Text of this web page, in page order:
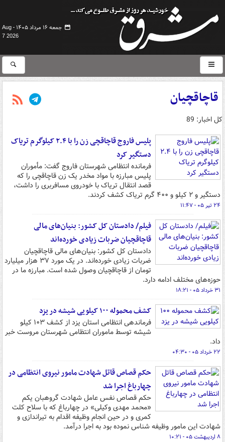
جمعه ۱۶ مرداد ۱۴۰۵ -
Aug
7 2026
قاچاقچیان
کل اخبار: 89
پلیس فاروج قاچاقچی زن را با ۲.۴ کیلوگرم تریاک
دستگیر کرد
فرمانده انتظامی شهرستان فاروج گفت: مأموران
پلیس مبارزه با مواد مخدر یک زن قاچاقچی را که
قصد انتقال تریاک با خودروی مسافربری را داشت،
دستگیر و ۲ کیلو و ۴۰۰ گرم تریاک کشف کردند.
۲۴ تیر ۰۵ - ۱۱:۴۷
فیلم/ دادستان کل کشور: بنیان‌های مالی
قاچاقچیان ضربات زیادی خورده‌اند
دادستان کل کشور: بنیان‌های مالی قاچاقچیان
ضربات زیادی خورده‌اند. در یک مورد ۳۷ هزار میلیارد
تومان از قاچاقچیان وصول شده است. مبارزه ما در
حوزه‌های مختلف ادامه دارد.
۳۱ خرداد ۰۵ - ۱۸:۲۱
کشف محموله ۱۰۰ کیلویی شیشه در یزد
فرماندهی انتظامی استان یزد از کشف ۱۰۳ کیلو
شیشه توسط ماموران انتظامی شهرستان مروست خبر
داد.
۲۲ خرداد ۰۵ - ۰۴:۳۰
حکم قصاص قاتل شهادت مامور نیروی انتظامی در
چهارباغ اجرا شد
حکم قصاص نفس عامل شهادت گروهبان یکم
«محمد مهدی وکیلی» در چهارباغ که با سلاح کلت
کمری و در حین انجام وظیفه اقدام به تیراندازی و
شهادت این مامور وظیفه شناس نموده بود به اجرا درآمد.
۸ اردیبهشت ۰۵ - ۱۰:۲۱